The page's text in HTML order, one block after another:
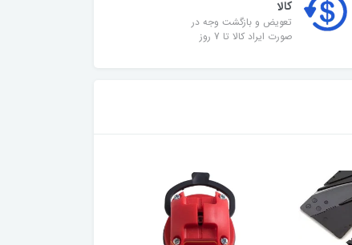
کالا
تعویض و بازگشت وجه در
صورت ایراد کالا تا 7 روز